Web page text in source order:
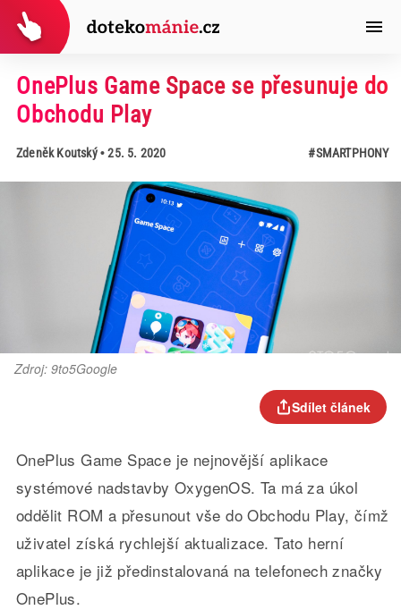
OnePlus Game Space se přesunuje do
Obchodu Play
Zdeněk Koutský• 25. 5. 2020 #SMARTPHONY
Zdroj: 9to5Google
Sdílet článek
OnePlus Game Space je nejnovější aplikace
systémové nadstavby OxygenOS. Ta má za úkol
oddělit ROM a přesunout vše do Obchodu Play, čímž
uživatel získá rychlejší aktualizace. Tato herní
aplikace je již předinstalovaná na telefonech značky
OnePlus.